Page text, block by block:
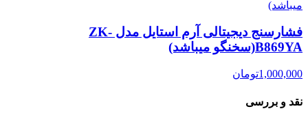
فشارسنج دیجیتالی آرم استایل مدل ZK-
B869YA(سخنگو میباشد)
1,000,000تومان
نقد و بررسی